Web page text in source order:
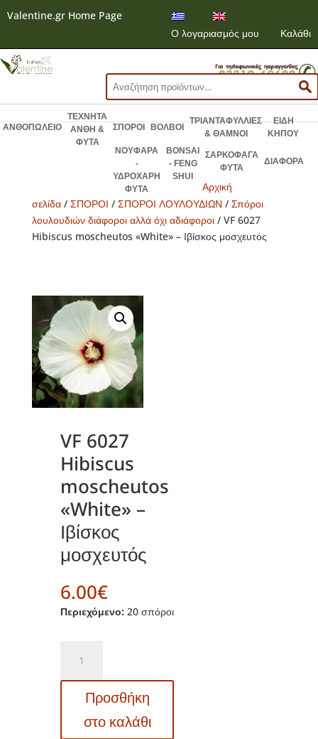
Valentine.gr Home Page
Ο λογαριασμός μου
Καλάθι
Αναζήτηση
για:
ΑΝΘΟΠΩΛΕΙΟ
ΤΕΧΝΗΤΑ
ΑΝΘΗ &
ΦΥΤΑ
ΣΠΟΡΟΙ ΒΟΛΒΟΙ
ΤΡΙΑΝΤΑΦΥΛΛΙΕΣ
& ΘΑΜΝΟΙ
ΕΙΔΗ
ΚΗΠΟΥ
ΝΟΥΦΑΡΑ
-
ΥΔΡΟΧΑΡΗ
ΦΥΤΑ
BONSAI
- FENG
SHUI
ΣΑΡΚΟΦΑΓΑ
ΦΥΤΑ
ΔΙΑΦΟΡΑ
Αρχική
σελίδα/ ΣΠΟΡΟΙ / ΣΠΟΡΟΙ ΛΟΥΛΟΥΔΙΩΝ / Σπόροι
λουλουδιών διάφοροι αλλά όχι αδιάφοροι/ VF 6027
Hibiscus moscheutos «White» – Ιβίσκος μοσχευτός
VF 6027
Hibiscus
moscheutos
«White» –
Ιβίσκος
μοσχευτός
6.00€
Περιεχόμενο: 20 σπόροι
6027
Hibiscus
moscheutos
Προσθήκη
στο καλάθι